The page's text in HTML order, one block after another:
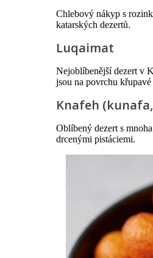
Chlebový nákyp s
katarských dezertů.
Luqaimat
Nejoblíbenější dezert v
jsou na povrchu
Knafeh
Oblíbený dezert s
drcenými pistáciemi.